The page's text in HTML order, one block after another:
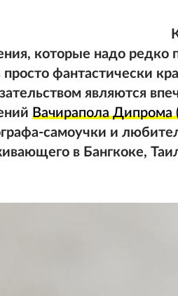
которые надо редко
просто фантастически
являются
Вачирапола Дипрома
самоучки и
в Бангкоке,